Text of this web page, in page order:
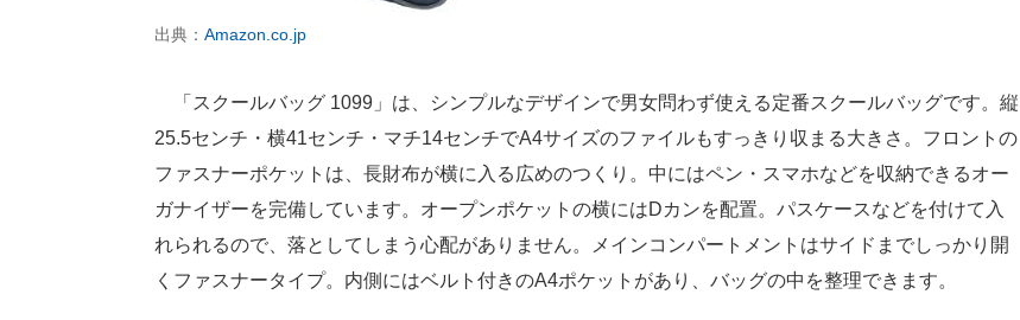
出典： Amazon.co.jp
「スクールバッグ 1099」は、シンプルなデザインで男女問わず使える定番スクールバッグです。縦
25.5センチ・横41センチ・マチ14センチでA4サイズのファイルもすっきり収まる大きさ。フロントの
ファスナーポケットは、長財布が横に入る広めのつくり。中にはペン・スマホなどを収納できるオー
ガナイザーを完備しています。オープンポケットの横にはDカンを配置。パスケースなどを付けて入
れられるので、落としてしまう心配がありません。メインコンパートメントはサイドまでしっかり開
くファスナータイプ。内側にはベルト付きのA4ポケットがあり、バッグの中を整理できます。